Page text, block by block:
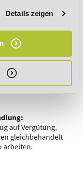
Details zeigen
geschützt.
müssen auch bei
werden.
Verfahren für die
disziplinarischen
auf Vergütung,
gleichbehandelt
arbeiten.